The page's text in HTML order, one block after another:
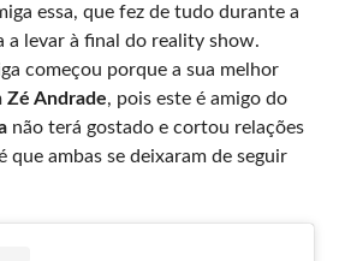
essa, que fez de tudo durante a
a levar à final do reality show.
começou porque a sua melhor
Zé Andrade, pois este é amigo do
não terá gostado e cortou relações
que ambas se deixaram de seguir